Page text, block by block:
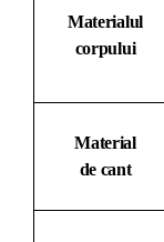
Materialul
corpului
Material
de cant